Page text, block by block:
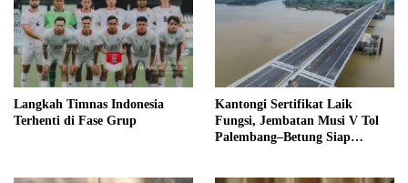
Langkah Timnas Indonesia
Terhenti di Fase Grup
Kantongi Sertifikat Laik
Fungsi, Jembatan Musi V Tol
Palembang–Betung Siap